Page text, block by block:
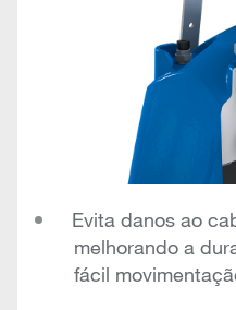
Evita danos ao
melhorando a
fácil